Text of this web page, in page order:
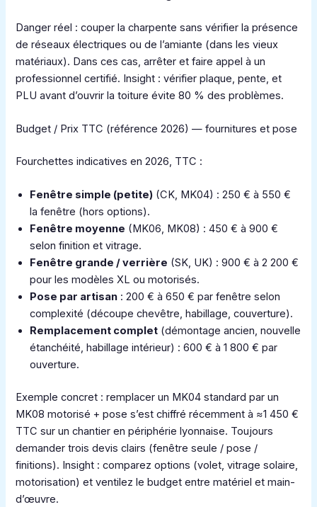
Danger réel : couper la charpente sans vérifier la présence
de réseaux électriques ou de l’amiante (dans les vieux
matériaux). Dans ces cas, arrêter et faire appel à un
professionnel certifié. Insight : vérifier plaque, pente, et
PLU avant d’ouvrir la toiture évite 80 % des problèmes.
Budget / Prix TTC (référence 2026) — fournitures et pose
Fourchettes indicatives en 2026, TTC :
Fenêtre simple (petite) (CK, MK04) : 250 € à 550 €
la fenêtre (hors options).
Fenêtre moyenne (MK06, MK08) : 450 € à 900 €
selon finition et vitrage.
Fenêtre grande / verrière (SK, UK) : 900 € à 2 200 €
pour les modèles XL ou motorisés.
Pose par artisan : 200 € à 650 € par fenêtre selon
complexité (découpe chevêtre, habillage, couverture).
Remplacement complet (démontage ancien, nouvelle
étanchéité, habillage intérieur) : 600 € à 1 800 € par
ouverture.
Exemple concret : remplacer un MK04 standard par un
MK08 motorisé + pose s’est chiffré récemment à ≈1 450 €
TTC sur un chantier en périphérie lyonnaise. Toujours
demander trois devis clairs (fenêtre seule / pose /
finitions). Insight : comparez options (volet, vitrage solaire,
motorisation) et ventilez le budget entre matériel et main-
d’œuvre.